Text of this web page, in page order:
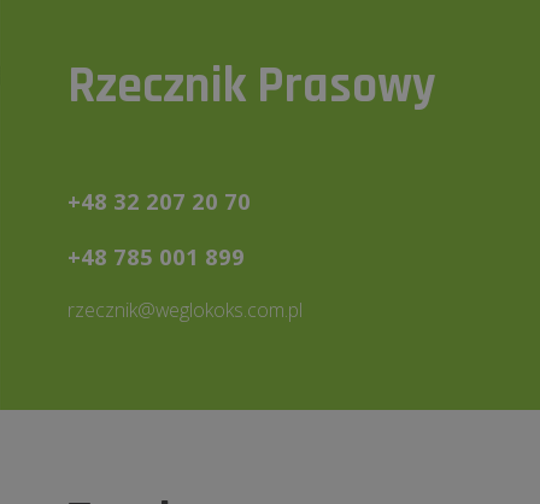
Rzecznik Prasowy
+48 32 207 20 70
+48 785 001 899
rzecznik@weglokoks.com.pl